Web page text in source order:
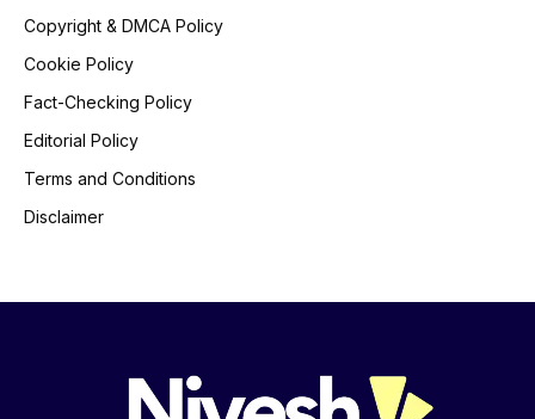
Copyright & DMCA Policy
Cookie Policy
Fact-Checking Policy
Editorial Policy
Terms and Conditions
Disclaimer